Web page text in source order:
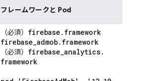
フレームワークと Pod
（必須） firebase . framework
firebase_admob. framework
（必須） firebase_analytics.
framework